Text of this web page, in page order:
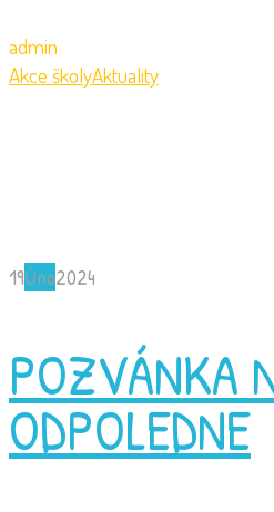
admin
Akce školyAktuality
19Úno2024
POZVÁNKA
ODPOLEDNE